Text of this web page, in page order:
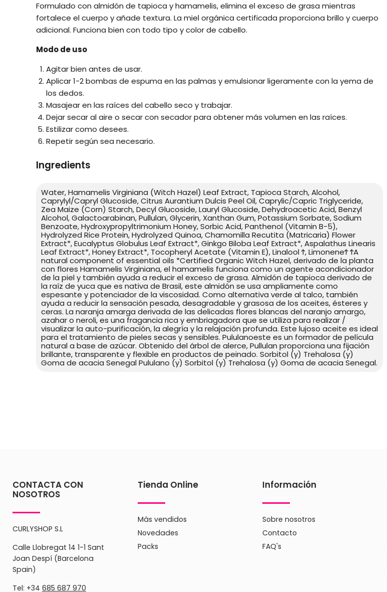
Formulado con almidón de tapioca y hamamelis, elimina el exceso de grasa mientras
fortalece el cuerpo y añade textura. La miel orgánica certificada proporciona brillo y cuerpo
adicional. Funciona bien con todo tipo y color de cabello.
Modo de uso
Agitar bien antes de usar.
Aplicar 1-2 bombas de espuma en las palmas y emulsionar ligeramente con la yema de
los dedos.
Masajear en las raíces del cabello seco y trabajar.
Dejar secar al aire o secar con secador para obtener más volumen en las raíces.
Estilizar como desees.
Repetir según sea necesario.
Ingredients
Water, Hamamelis Virginiana (Witch Hazel) Leaf Extract, Tapioca Starch, Alcohol,
Caprylyl/Capryl Glucoside, Citrus Aurantium Dulcis Peel Oil, Caprylic/Capric Triglyceride,
Zea Maize (Corn) Starch, Decyl Glucoside, Lauryl Glucoside, Dehydroacetic Acid, Benzyl
Alcohol, Galactoarabinan, Pullulan, Glycerin, Xanthan Gum, Potassium Sorbate, Sodium
Benzoate, Hydroxypropyltrimonium Honey, Sorbic Acid, Panthenol (Vitamin B-5),
Hydrolyzed Rice Protein, Hydrolyzed Quinoa, Chamomilla Recutita (Matricaria) Flower
Extract*, Eucalyptus Globulus Leaf Extract*, Ginkgo Biloba Leaf Extract*, Aspalathus Linearis
Leaf Extract*, Honey Extract*, Tocopheryl Acetate (Vitamin E), Linalool Ϯ, LimoneneϮ ϮA
natural component of essential oils *Certified Organic Witch Hazel, derivado de la planta
con flores Hamamelis Virginiana, el hamamelis funciona como un agente acondicionador
de la piel y también ayuda a reducir el exceso de grasa. Almidón de tapioca derivado de
la raíz de yuca que es nativa de Brasil, este almidón se usa ampliamente como
espesante y potenciador de la viscosidad. Como alternativa verde al talco, también
ayuda a reducir la sensación pesada, desagradable y grasosa de los aceites, ésteres y
ceras. La naranja amarga derivada de las delicadas flores blancas del naranjo amargo,
azahar o neroli, es una fragancia rica y embriagadora que se utiliza para realizar /
visualizar la auto-purificación, la alegría y la relajación profunda. Este lujoso aceite es ideal
para el tratamiento de pieles secas y sensibles. Pululanoeste es un formador de película
natural a base de azúcar. Obtenido del árbol de alerce, Pullulan proporciona una fijación
brillante, transparente y flexible en productos de peinado. Sorbitol (y) Trehalosa (y)
Goma de acacia Senegal Pululano (y) Sorbitol (y) Trehalosa (y) Goma de acacia Senegal.
CONTACTA CON
NOSOTROS
CURLYSHOP S.L
Calle Llobregat 14 1-1 Sant
Joan Despí (Barcelona
Spain)
Tel: +34 685 687 970
Tienda Online
Más vendidos
Novedades
Packs
Información
Sobre nosotros
Contacto
FAQ's